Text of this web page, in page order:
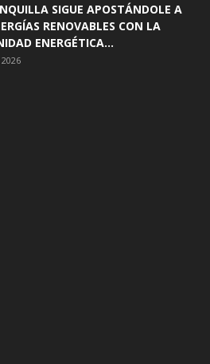
SIGUE APOSTÁNDOLE A
RENOVABLES CON LA
ENERGÉTICA...